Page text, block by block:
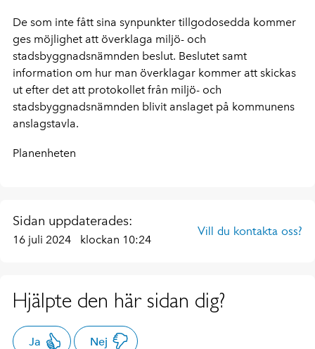
De som inte fått sina synpunkter tillgodosedda kommer
ges möjlighet att överklaga miljö- och
stadsbyggnadsnämnden beslut. Beslutet samt
information om hur man överklagar kommer att skickas
ut efter det att protokollet från miljö- och
stadsbyggnadsnämnden blivit anslaget på kommunens
anslagstavla.
Planenheten
Sidan uppdaterades:
16 juli 2024 klockan 10:24
Vill du kontakta oss?
Hjälpte den här sidan dig?
Ja Nej